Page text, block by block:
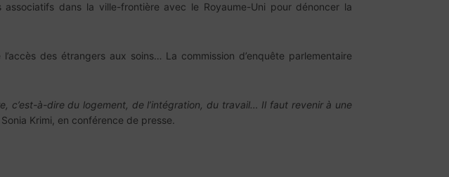
dans la ville-frontière avec le Royaume-Uni pour dénoncer la
des étrangers aux soins… La commission d’enquête parlementaire
c’est-à-dire du logement, de l’intégration, du travail… Il faut revenir à une
Krimi, en conférence de presse.